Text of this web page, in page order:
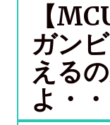
【
ガン
える
よ・・